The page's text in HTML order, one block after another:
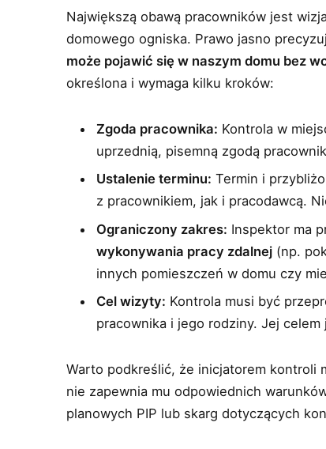
Największą obawą pracowników jest
domowego ogniska. Prawo jasno
może pojawić się w naszym domu bez
określona i wymaga kilku kroków:
Zgoda pracownika: Kontrola w
uprzednią, pisemną zgodą
Ustalenie terminu: Termin i
z pracownikiem, jak i pracodawcą.
Ograniczony zakres: Inspektor ma
wykonywania pracy zdalnej (np.
innych pomieszczeń w domu czy
Cel wizyty: Kontrola musi być
pracownika i jego rodziny. Jej
Warto podkreślić, że inicjatorem kontroli
nie zapewnia mu odpowiednich
planowych PIP lub skarg dotyczących